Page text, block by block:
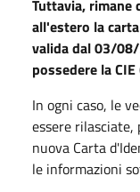
Tuttavia, rimane
all'estero la
valida dal 03/
possedere la
In ogni caso, le
essere
nuova Carta
le informazioni